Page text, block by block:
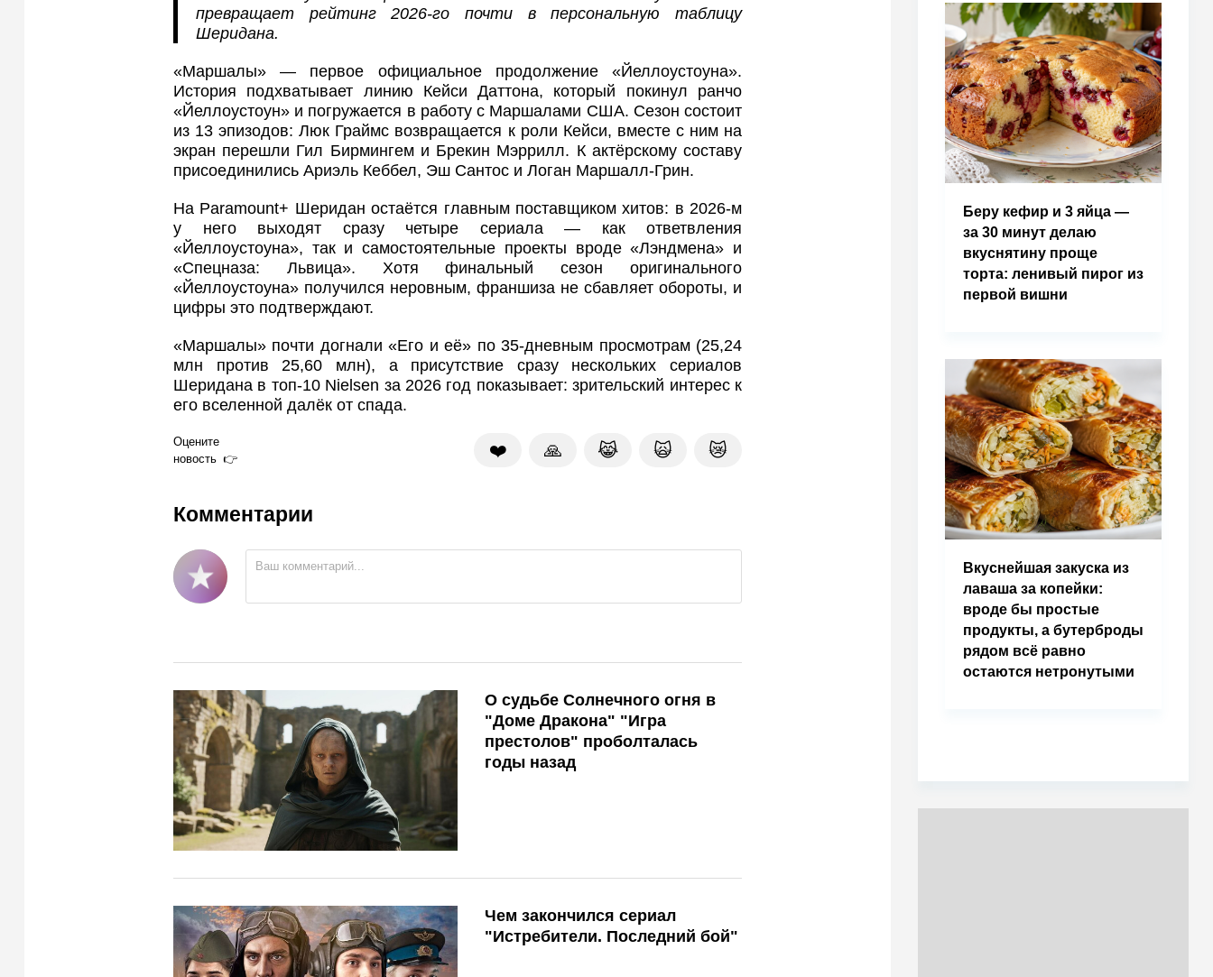
превращает рейтинг 2026‑го почти в персональную таблицу
Шеридана.
«Маршалы» — первое официальное продолжение «Йеллоустоуна».
История подхватывает линию Кейси Даттона, который покинул ранчо
«Йеллоустоун» и погружается в работу с Маршалами США. Сезон состоит
из 13 эпизодов: Люк Граймс возвращается к роли Кейси, вместе с ним на
экран перешли Гил Бирмингем и Брекин Мэррилл. К актёрскому составу
присоединились Ариэль Кеббел, Эш Сантос и Логан Маршалл‑Грин.
На Paramount+ Шеридан остаётся главным поставщиком хитов: в 2026‑м
у него выходят сразу четыре сериала — как ответвления
«Йеллоустоуна», так и самостоятельные проекты вроде «Лэндмена» и
«Спецназа: Львица». Хотя финальный сезон оригинального
«Йеллоустоуна» получился неровным, франшиза не сбавляет обороты, и
цифры это подтверждают.
«Маршалы» почти догнали «Его и её» по 35‑дневным просмотрам (25,24
млн против 25,60 млн), а присутствие сразу нескольких сериалов
Шеридана в топ‑10 Nielsen за 2026 год показывает: зрительский интерес к
его вселенной далёк от спада.
Оцените
новость
❤️ 🙏 😹 🙀 😿
Комментарии
О судьбе Солнечного огня в
"Доме Дракона" "Игра
престолов" проболталась
годы назад
Чем закончился сериал
"Истребители. Последний бой"
Беру кефир и 3 яйца —
за 30 минут делаю
вкуснятину проще
торта: ленивый пирог из
первой вишни
Вкуснейшая закуска из
лаваша за копейки:
вроде бы простые
продукты, а бутерброды
рядом всё равно
остаются нетронутыми